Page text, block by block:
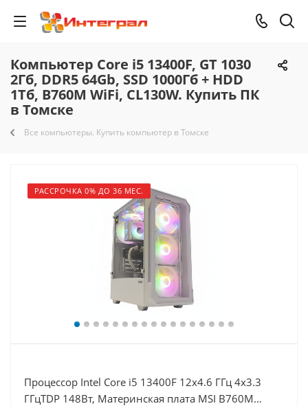
Компьютер Core i5 13400F, GT 1030
2Гб, DDR5 64Gb, SSD 1000Гб + HDD
1Тб, B760M WiFi, CL130W. Купить ПК
в Томске
Все компьютеры. Купить компьютер в Томске
РАССРОЧКА 0% ДО 36 МЕС.
Процессор Intel Core i5 13400F 12x4.6 ГГц 4x3.3
ГГцTDP 148Вт, Материнская плата MSI B760M